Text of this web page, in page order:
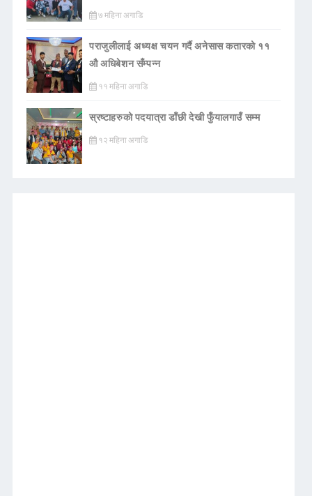
७ महिना अगाडि
पराजुलीलाई अध्यक्ष चयन गर्दै अनेसास कतारको ११
औ अधिबेशन सँम्पन्न
११ महिना अगाडि
स्रष्टाहरुको पदयात्रा डाँछी देखी फुँयालगाउँ सम्म
१२ महिना अगाडि